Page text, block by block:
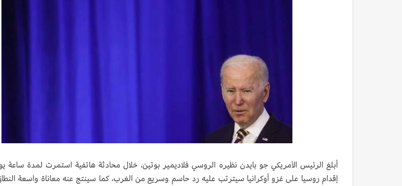
أبلغ الرئيس الأمريكي جو بايدن نظيره الروسي فلاديمير بوتين، خلال محادثة هاتفية استمرت لمدة ساعة
إقدام روسيا على غزو أوكرانيا سيترتب عليه رد حاسم وسريع من الغرب، كما سينتج عنه معاناة واسعة